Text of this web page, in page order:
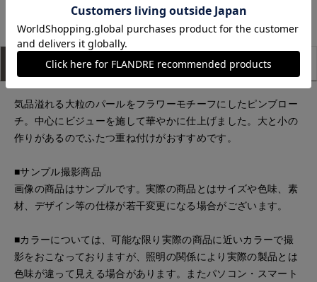
アイテム説明 サイズ詳細 購入レビュー
気品溢れる大粒のパールをフラワーモチーフにしたピンブロー
チ。中心にビジューを施して華やかに仕上げました。大と小の
作りがあるのでふたつ重ね付けがおすすめです。
■サンプル撮影商品
画像の商品はサンプルです。実際の商品とはサイズや色味、素
材、デザイン等の仕様が若干変更になる場合がございます。
■カラーについては、可能な限り実際の商品に近いカラーで撮
影をおこなっておりますが、照明の関係により実際の製品とは
色味が違って見える場合があります。またパソコン・スマート